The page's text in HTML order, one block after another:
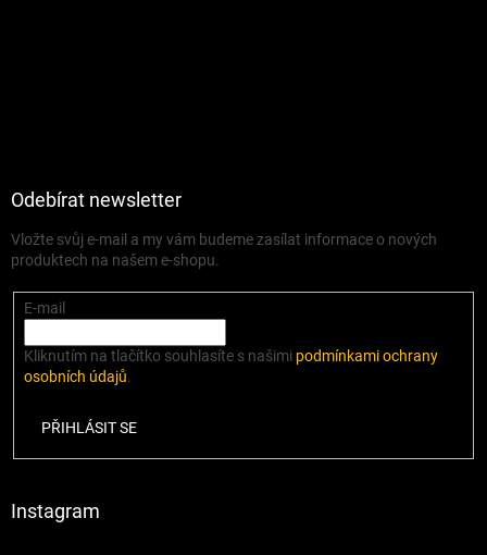
Odebírat newsletter
Vložte svůj e-mail a my vám budeme zasílat informace o nových
produktech na našem e-shopu.
E-mail
Kliknutím na tlačítko souhlasíte s našimi podmínkami ochrany
osobních údajů.
PŘIHLÁSIT SE
Instagram